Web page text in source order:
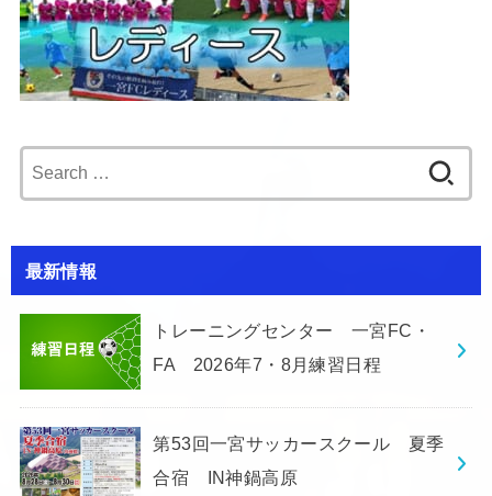
for:
最新情報
トレーニングセンター 一宮FC・
FA 2026年7・8月練習日程
第53回一宮サッカースクール 夏季
合宿 IN神鍋高原